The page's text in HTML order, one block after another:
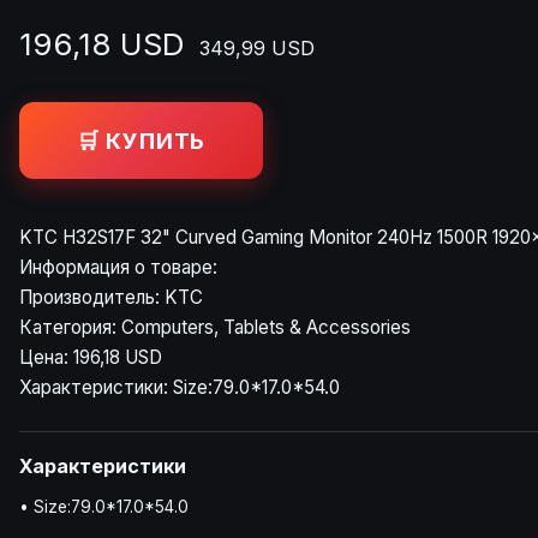
196,18 USD 349,99 USD
🛒 КУПИТЬ
KTC H32S17F 32" Curved Gaming Monitor 240Hz 1500R
Информация о товаре:
Производитель: KTC
Категория: Computers, Tablets & Accessories
Цена: 196,18 USD
Характеристики: Size:79.0*17.0*54.0
Характеристики
• Size:79.0*17.0*54.0